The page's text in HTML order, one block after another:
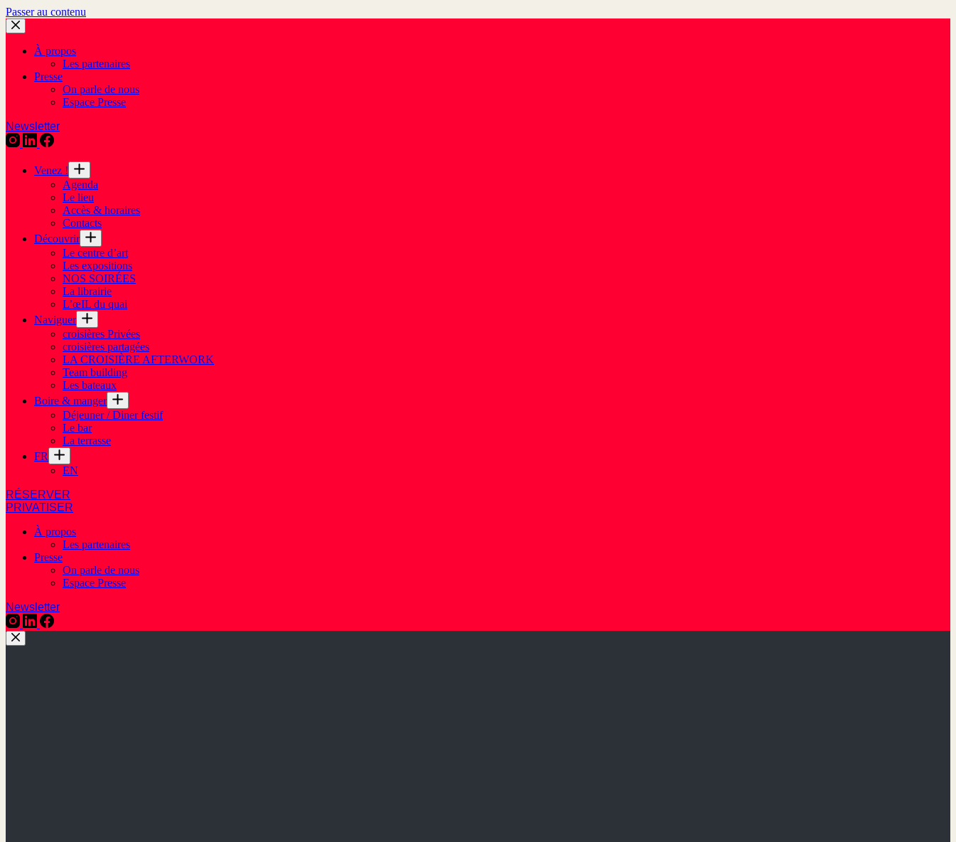
Passer au contenu
À propos
Les partenaires
Presse
On parle de nous
Espace Presse
Newsletter
Venez !
Agenda
Le lieu
Accès & horaires
Contacts
Découvrir
Le centre d’art
Les expositions
NOS SOIRÉES
La librairie
L’œIL du quai
Naviguer
croisières Privées
croisières partagées
LA CROISIÈRE AFTERWORK
Team building
Les bateaux
Boire & manger
Déjeuner / Diner festif
Le bar
La terrasse
FR
EN
RÉSERVER
PRIVATISER
À propos
Les partenaires
Presse
On parle de nous
Espace Presse
Newsletter